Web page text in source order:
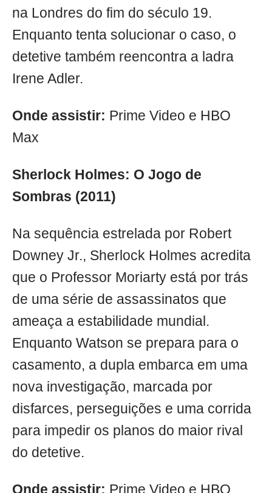
na Londres do fim do século 19.
Enquanto tenta solucionar o caso, o
detetive também reencontra a ladra
Irene Adler.
Onde assistir: Prime Video e HBO
Max
Sherlock Holmes: O Jogo de
Sombras (2011)
Na sequência estrelada por Robert
Downey Jr., Sherlock Holmes acredita
que o Professor Moriarty está por trás
de uma série de assassinatos que
ameaça a estabilidade mundial.
Enquanto Watson se prepara para o
casamento, a dupla embarca em uma
nova investigação, marcada por
disfarces, perseguições e uma corrida
para impedir os planos do maior rival
do detetive.
Onde assistir: Prime Video e HBO